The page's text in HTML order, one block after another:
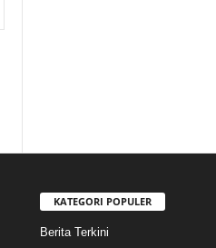
KATEGORI POPULER
Berita Terkini